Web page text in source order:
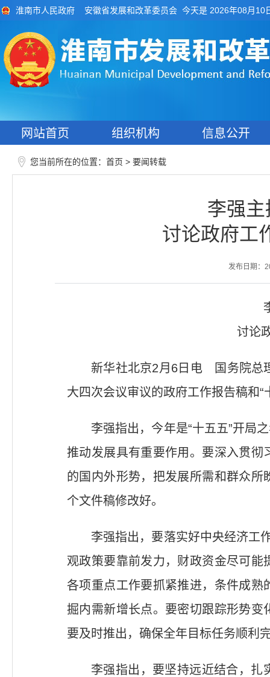
淮南市人民政府 安徽省发展和改革委员会 今天是 2026年08月10
网站首页 组织机构 信息公开
您当前所在的位置： 首页 > 要闻转载
李强
讨论政府工
发布日期：
讨论
新华社北京2月6日电 国务院总
大四次会议审议的政府工作报告稿和“
李强指出，今年是“十五五”开局
推动发展具有重要作用。要深入贯
的国内外形势，把发展所需和群众
个文件稿修改好。
李强指出，要落实好中央经济工
观政策要靠前发力，财政资金尽可
各项重点工作要抓紧推进，条件成
掘内需新增长点。要密切跟踪形势
要及时推出，确保全年目标任务顺利
李强指出，要坚持远近结合，扎